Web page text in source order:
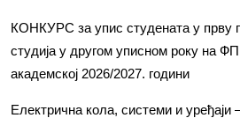
КОНКУРС за упис студената у прву
студија у другом уписном року на
академској 2026/2027. години
Електрична кола, системи и уређаји